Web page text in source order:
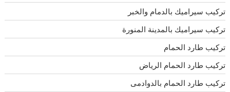
تركيب سيراميك بالدمام والخبر
تركيب سيراميك بالمدينة المنورة
تركيب طارد الحمام
تركيب طارد الحمام الرياض
تركيب طارد الحمام بالدوادمى